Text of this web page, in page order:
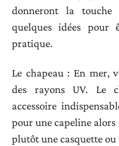
donneront la
quelques idées pour
pratique.
Le chapeau : En mer,
des rayons UV. Le
accessoire
pour une capeline
plutôt une casquette